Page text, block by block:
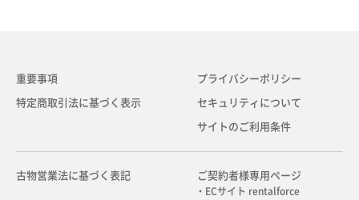
重要事項
特定商取引法に基づく表示
プライバシーポリシー
セキュリティについて
サイトのご利用条件
古物営業法に基づく表記 ご契約者様専用ページ
・ECサイト rentalforce